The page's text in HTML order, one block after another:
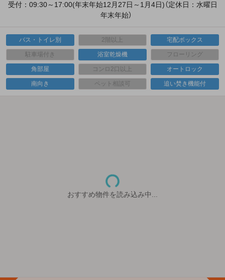
受付：09:30～17:00(年末年始12月27日～1月4日)（定休日：水曜日
年末年始）
バス・トイレ別 2階以上 宅配ボックス
駐車場付き 浴室乾燥機 フローリング
角部屋 コンロ2口以上 オートロック
南向き ペット相談可 追い焚き機能付
おすすめ物件を読み込み中...